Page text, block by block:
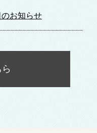
お知らせ